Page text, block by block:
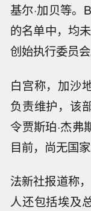
基尔·加贝等。
的名单中，均
创始执行委员
白宫称，加沙
负责维护，该
令贾斯珀·杰
目前，尚无国
法新社报道称
人还包括埃及